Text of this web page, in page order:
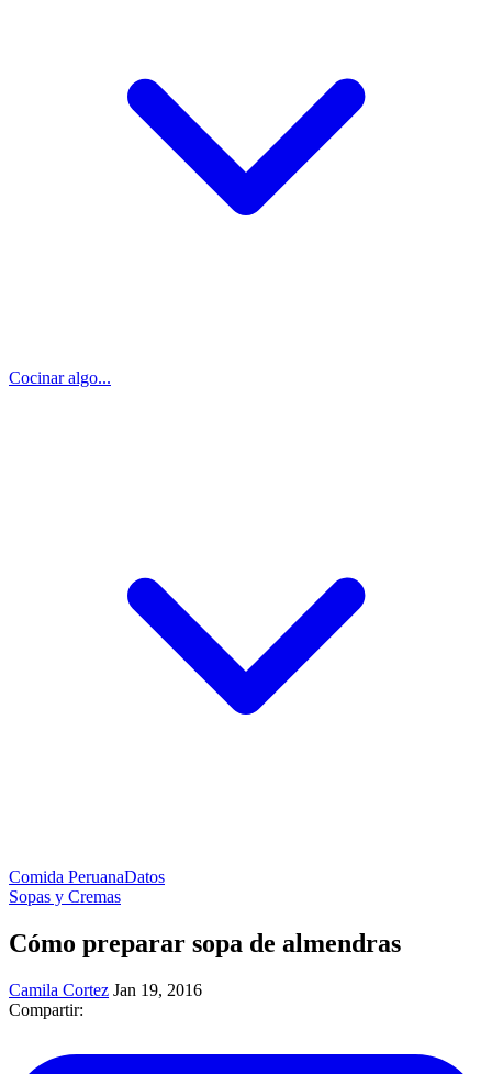
Cocinar algo...
Comida PeruanaDatos
Sopas y Cremas
Cómo preparar sopa de almendras
Camila Cortez Jan 19, 2016
Compartir: